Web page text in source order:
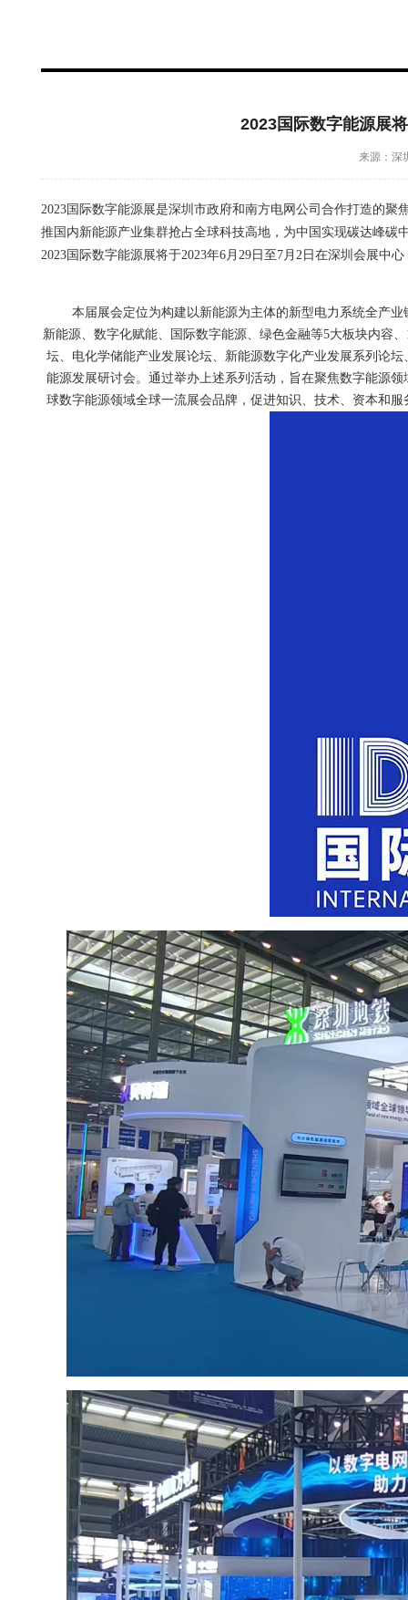
2023国际数字能源展
来源：深
2023国际数字能源展是深圳市政府和南方电网公司 合作打造的聚
推国内新能源产业集群抢占全球科技高地，为中国实现碳达峰碳
2023国际数字能源展将于2023年6月29日至7月2日在深圳会展中
本届展会定位为构建以新能源为主体的新型电力系统全产
新能源、数字化赋能、国际数字能源、绿色金融等5大板块内容
坛、 电化学储能产业发展论坛、新能源数字化产业发展系列论
能源发展研讨会。通过举办上述系列活动，旨在聚焦数字能源
球数字能源领域全球一流展会品牌，促进知识、技术、资本和